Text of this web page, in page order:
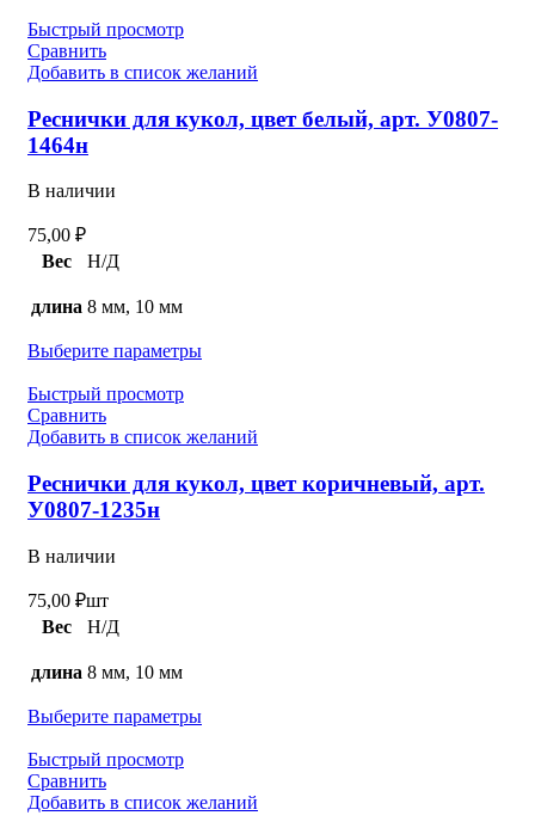
Быстрый просмотр
Сравнить
Добавить в список желаний
Реснички для кукол, цвет белый, арт. У0807-
1464н
В наличии
75,00 ₽
Вес
Н/Д
длина 8 мм, 10 мм
Выберите параметры
Быстрый просмотр
Сравнить
Добавить в список желаний
Реснички для кукол, цвет коричневый, арт.
У0807-1235н
В наличии
75,00 ₽шт
Вес
Н/Д
длина 8 мм, 10 мм
Выберите параметры
Быстрый просмотр
Сравнить
Добавить в список желаний